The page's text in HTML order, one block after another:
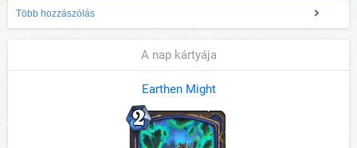
Több hozzászólás
A nap kártyája
Earthen Might